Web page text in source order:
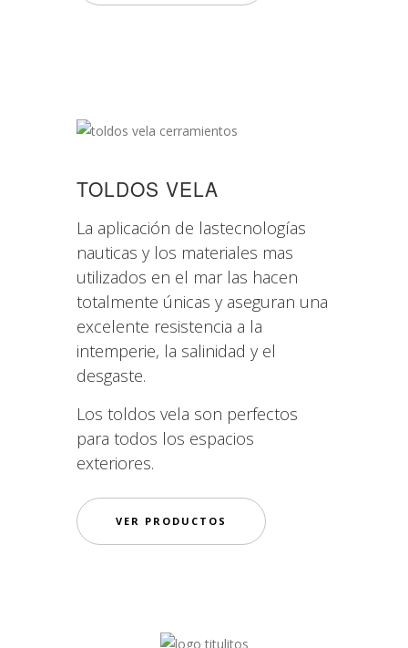
TOLDOS VELA
La aplicación de lastecnologías
nauticas y los materiales mas
utilizados en el mar las hacen
totalmente únicas y aseguran una
excelente resistencia a la
intemperie, la salinidad y el
desgaste.
Los toldos vela son perfectos
para todos los espacios
exteriores.
VER PRODUCTOS